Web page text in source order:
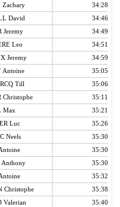
Zachary 34:28.54
David 34:46.52
Jeremy 34:49.10
Leo 34:51.35
Jeremy 34:59.90
Antoine 35:05.11
Till 35:06.40
Christophe 35:11.20
Max 35:21.22
Luc 35:26.25
Neels 35:30.02
35:30.03
35:30.22
35:32.02
Christophe 35:38.70
Valerian 35:40.41